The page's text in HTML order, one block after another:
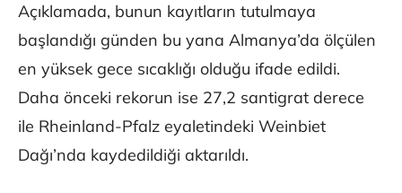
Açıklamada, bunun kayıtların tutulmaya
başlandığı günden bu yana Almanya’da ölçülen
en yüksek gece sıcaklığı olduğu ifade edildi.
Daha önceki rekorun ise 27,2 santigrat derece
ile Rheinland-Pfalz eyaletindeki Weinbiet
Dağı’nda kaydedildiği aktarıldı.